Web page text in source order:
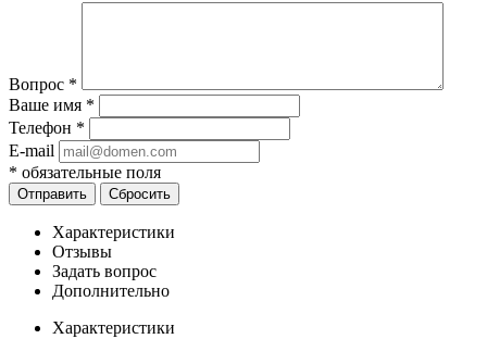
Вопрос *
Ваше имя *
Телефон *
E-mail
* обязательные поля
Отправить Сбросить
Характеристики
Отзывы
Задать вопрос
Дополнительно
Характеристики